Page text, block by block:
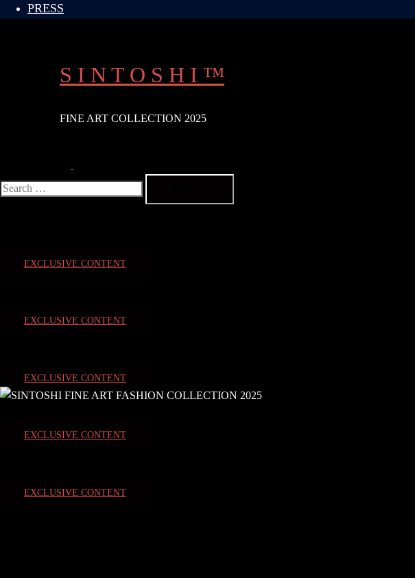
PRESS
S I N T O S H I ™
FINE ART COLLECTION 2025
menu
Search
EXCLUSIVE CONTENT
EXCLUSIVE CONTENT
EXCLUSIVE CONTENT
EXCLUSIVE CONTENT
EXCLUSIVE CONTENT